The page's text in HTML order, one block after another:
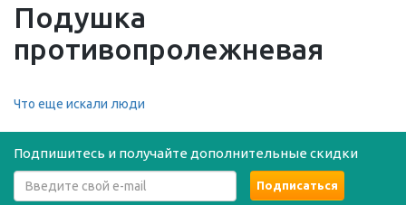
Подушка
противопролежневая
Что еще искали люди
Подпишитесь и получайте дополнительные скидки